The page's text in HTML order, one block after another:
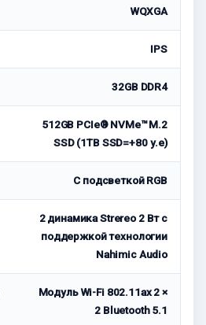
WQXGA
IPS
32GB DDR4
512GB PCIe® NVMe™ M.2
SSD (1TB SSD=+80 у.е)
С подсветкой RGB
2 динамика Strereo 2 Вт с
поддержкой технологии
Nahimic Audio
Модуль Wi-Fi 802.11ax 2 ×
2 Bluetooth 5.1